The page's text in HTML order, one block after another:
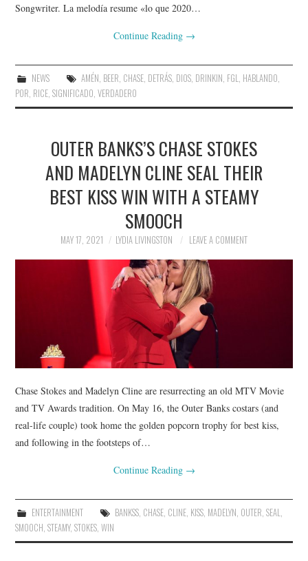
Songwriter. La melodía resume «lo que 2020…
Continue Reading →
NEWS AMÉN, BEER, CHASE, DETRÁS, DIOS, DRINKIN, FGL, HABLANDO,
POR, RICE,SIGNIFICADO,VERDADERO
OUTER BANKS’S CHASE STOKES
AND MADELYN CLINE SEAL THEIR
BEST KISS WIN WITH A STEAMY
SMOOCH
MAY 17, 2021 LYDIA LIVINGSTON LEAVE A COMMENT
Chase Stokes and Madelyn Cline are resurrecting an old MTV Movie
and TV Awards tradition. On May 16, the Outer Banks costars (and
real-life couple) took home the golden popcorn trophy for best kiss,
and following in the footsteps of…
Continue Reading →
ENTERTAINMENT BANKSS, CHASE, CLINE, KISS, MADELYN, OUTER, SEAL,
SMOOCH,STEAMY,STOKES,WIN